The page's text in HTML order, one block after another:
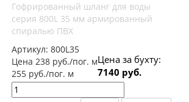
Гофрированный шланг для воды
серия 800L 35 мм армированный
спиралью ПВХ
Артикул: 800L35
Цена 238 руб./пог. м
255 руб./пог. м
Цена за бухту:
7140 руб.